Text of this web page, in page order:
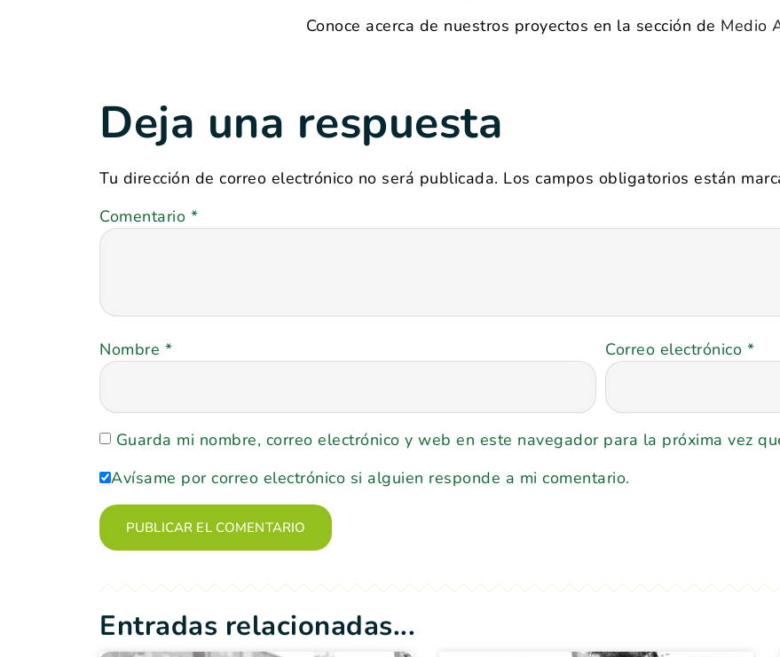
Conoce acerca de nuestros proyectos en la sección de Medio
Deja una respuesta
Tu dirección de correo electrónico no será publicada. Los campos obligatorios están
Comentario *
Nombre * Correo electrónico *
Guarda mi nombre, correo electrónico y web en este navegador para la próxima vez
Avísame por correo electrónico si alguien responde a mi comentario.
Entradas relacionadas...